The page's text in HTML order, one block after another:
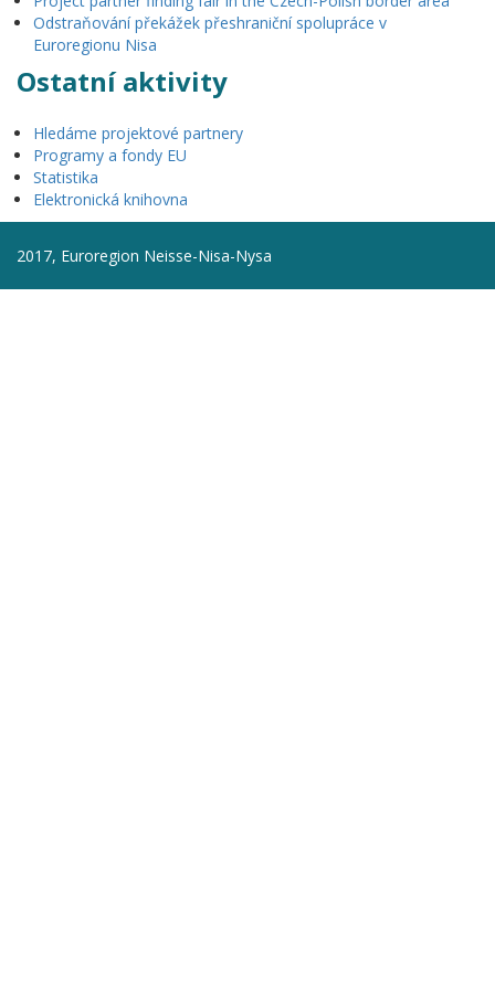
Odstraňování překážek přeshraniční spolupráce v
Euroregionu Nisa
Ostatní aktivity
Hledáme projektové partnery
Programy a fondy EU
Statistika
Elektronická knihovna
2017, Euroregion Neisse-Nisa-Nysa